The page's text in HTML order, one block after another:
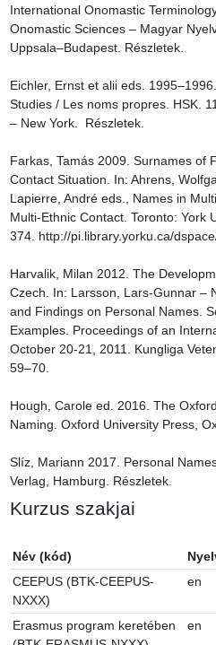
International Onomastic
Onomastic Sciences – Magyar
Uppsala–Budapest. Részletek.
Eichler, Ernst et alii eds.
Studies / Les noms propres. HSK.
– New York.  Részletek.
Farkas, Tamás 2009. Surnames of
Contact Situation. In: Ahrens,
Lapierre, André eds., Names in
Multi-Ethnic Contact. Toronto: York
374. http://pi.library.yorku.ca/
Harvalik, Milan 2012. The
Czech. In: Larsson, Lars-Gunnar –
and Findings on Personal Names.
Examples. Proceedings of an
October 20-21, 2011. Kungliga
59–70.
Hough, Carole ed. 2016. The
Naming. Oxford University Press,
Slíz, Mariann 2017. Personal
Verlag, Hamburg. Részletek.
Kurzus szakjai
Név (kód)
CEEPUS (BTK-CEEPUS-
NXXX)
en
Erasmus program keretében
en